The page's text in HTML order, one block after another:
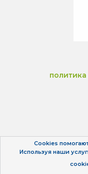
Cookies
Используя наши